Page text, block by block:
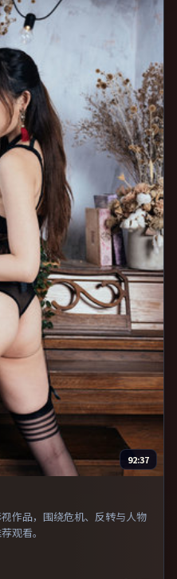
92:37
作品，围绕危机、反转与人物
观看。